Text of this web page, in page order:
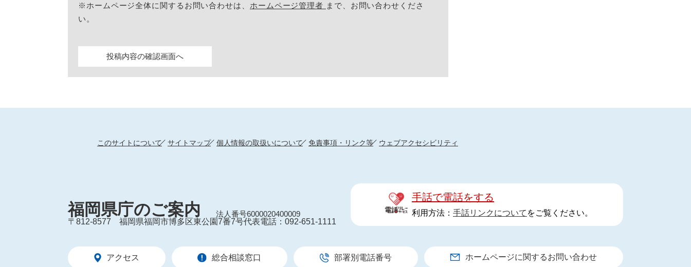
※ホームページ全体に関するお問い合わせは、 ホームページ管理者 まで、お問い合わせくださ
い。
このサイトについて サイトマップ 個人情報の取扱いについて 免責事項・リンク等 ウェブアクセシビリティ
福岡県庁のご案内
法人番号6000020400009
〒812-8577
福岡県福岡市博多区東公園7番7号代表電話：092-651-1111
手話で電話をする
利用方法： 手話リンクについて をご覧ください。
アクセス 総合相談窓口 部署別電話番号 ホームページに関するお問い合わせ